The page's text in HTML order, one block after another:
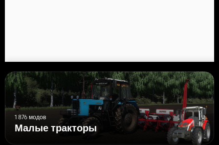
1 876 модов
Малые тракторы